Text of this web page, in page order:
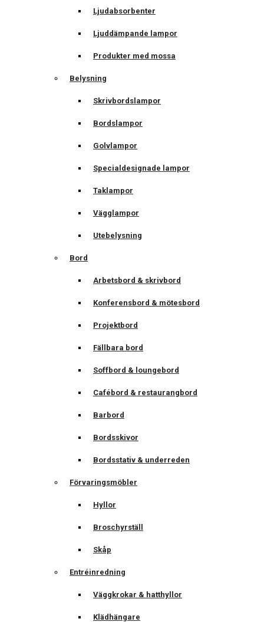
Ljudabsorbenter
Ljuddämpande lampor
Produkter med mossa
Belysning
Skrivbordslampor
Bordslampor
Golvlampor
Specialdesignade lampor
Taklampor
Vägglampor
Utebelysning
Bord
Arbetsbord & skrivbord
Konferensbord & mötesbord
Projektbord
Fällbara bord
Soffbord & loungebord
Cafébord & restaurangbord
Barbord
Bordsskivor
Bordsstativ & underreden
Förvaringsmöbler
Hyllor
Broschyrställ
Skåp
Entréinredning
Väggkrokar & hatthyllor
Klädhängare